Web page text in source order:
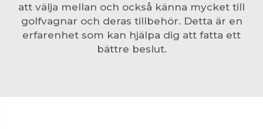
att välja mellan och också känna mycket till
golfvagnar och deras tillbehör. Detta är en
erfarenhet som kan hjälpa dig att fatta ett
bättre beslut.